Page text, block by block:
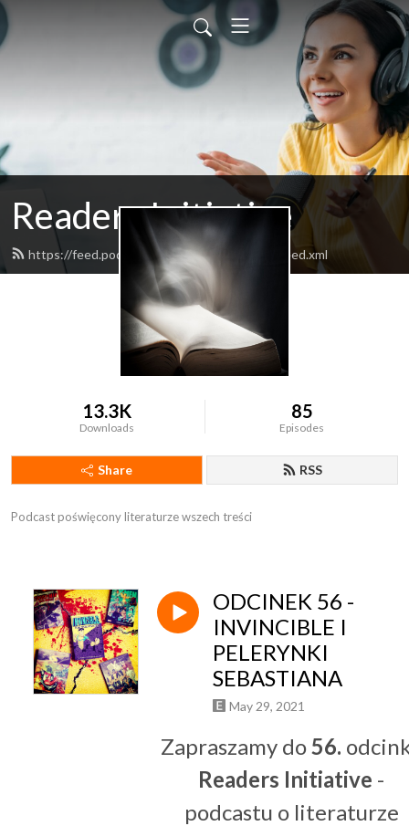
Readers Initiative
https://feed.podbean.com/readersinitiative/feed.xml
13.3K
Downloads
85
Episodes
Share RSS
Podcast poświęcony literaturze wszech treści
ODCINEK 56 -
INVINCIBLE I
PELERYNKI
SEBASTIANA
May 29, 2021
Zapraszamy do56.
Readers Initiative -
podcastu o literaturze